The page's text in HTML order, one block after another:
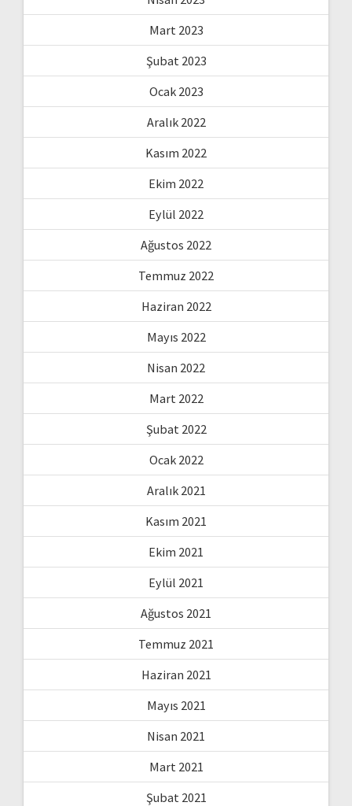
Mart 2023
Şubat 2023
Ocak 2023
Aralık 2022
Kasım 2022
Ekim 2022
Eylül 2022
Ağustos 2022
Temmuz 2022
Haziran 2022
Mayıs 2022
Nisan 2022
Mart 2022
Şubat 2022
Ocak 2022
Aralık 2021
Kasım 2021
Ekim 2021
Eylül 2021
Ağustos 2021
Temmuz 2021
Haziran 2021
Mayıs 2021
Nisan 2021
Mart 2021
Şubat 2021